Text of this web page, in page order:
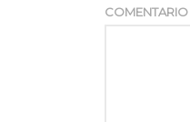
COMENTARIO